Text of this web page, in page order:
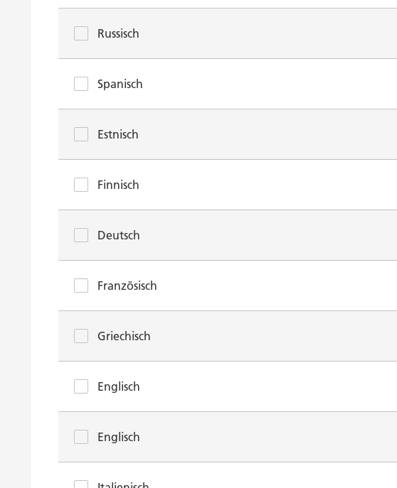
Russisch
Spanisch
Estnisch
Finnisch
Deutsch
Französisch
Griechisch
Englisch
Englisch